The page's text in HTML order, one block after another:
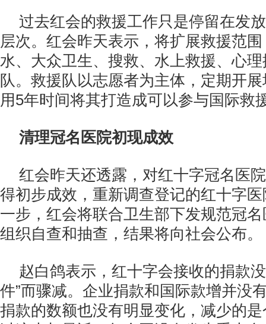
过去红会的救援工作只是停留在发
层次。红会昨天表示，将扩展救援范
水、大众卫生、搜救、水上救援、心
队。救援队以志愿者为主体，定期开
用5年时间将其打造成可以参与国际救
清理冠名医院初现成效
红会昨天还透露，对红十字冠名医
得初步成效，重新调查登记的红十字
一步，红会将联合卫生部下发规范冠
组织自查和抽查，结果将向社会公布。
赵白鸽表示，红十字会接收的捐款
件”而骤减。企业捐款和国际款增并没
捐款的数额也没有明显变化，减少的